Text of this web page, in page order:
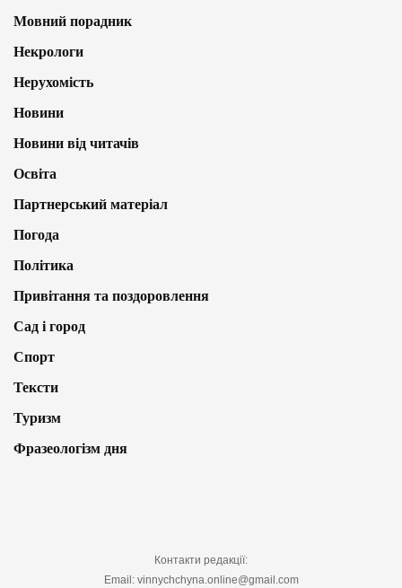
Мовний порадник
Некрологи
Нерухомість
Новини
Новини від читачів
Освіта
Партнерський матеріал
Погода
Політика
Привітання та поздоровлення
Сад і город
Спорт
Тексти
Туризм
Фразеологізм дня
Контакти редакції:
Email: vinnychchyna.online@gmail.com